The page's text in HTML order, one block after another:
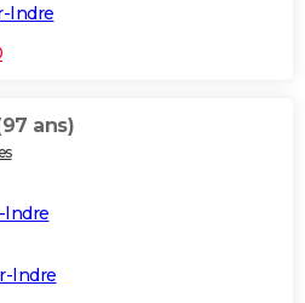
Indre
ans)
Indre
Indre